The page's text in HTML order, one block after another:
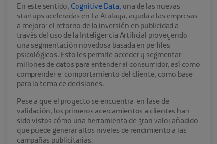
En este sentido, Cognitive Data, una de las nuevas
startups aceleradas en La Atalaya, ayuda a las empresas
a mejorar el retorno de la inversión en publicidad a
través del uso de la Inteligencia Artificial proveyendo
una segmentación novedosa basada en perfiles
psicológicos. Esto les permite acceder y segmentar
millones de datos para entender al consumidor, así como
comprender el comportamiento del cliente, como base
para la toma de decisiones.
Pese a que el proyecto se encuentra en fase de
validación, los primeros acercamientos a clientes han
sido vistos cómo una herramienta de gran valor añadido
que puede generar altos niveles de rendimiento a las
campañas publicitarias.